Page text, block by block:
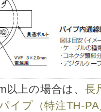
上の場合は、 長
イプ（特注TH-